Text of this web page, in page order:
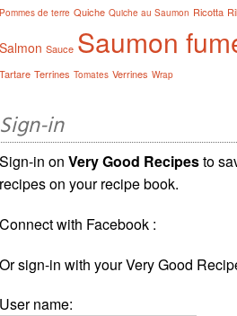
Pommes de terre Quiche Quiche au Saumon Ricotta
Salmon Sauce Saumon
Tartare Terrines Tomates Verrines Wrap
Sign-in
Sign-in onVery Good Recipesto
recipes on your recipe book.
Connect with Facebook :
Or sign-in with your Very Good
User name: